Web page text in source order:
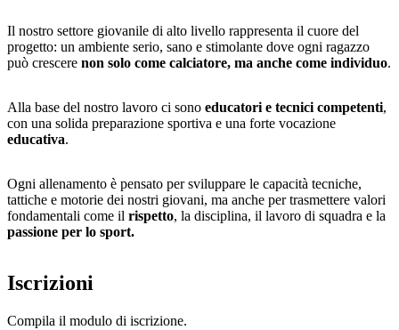
Il nostro settore giovanile di alto livello rappresenta il cuore del
progetto: un ambiente serio, sano e stimolante dove ogni ragazzo
può crescere non solo come calciatore, ma anche come individuo.
Alla base del nostro lavoro ci sono educatori e tecnici competenti,
con una solida preparazione sportiva e una forte vocazione
educativa.
Ogni allenamento è pensato per sviluppare le capacità tecniche,
tattiche e motorie dei nostri giovani, ma anche per trasmettere valori
fondamentali come il rispetto, la disciplina, il lavoro di squadra e la
passione per lo sport.
Iscrizioni
Compila il modulo di iscrizione.